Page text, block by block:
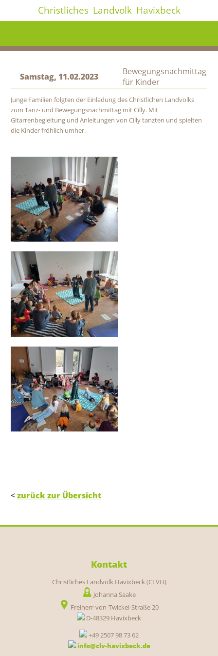
Christliches Landvolk Havixbeck
Samstag, 11.02.2023
Bewegungsnachmittag
für Kinder
Junge Familien folgten der Einladung des Christlichen Landvolks
zum Tanz- und Bewegungsnachmittag mit Cilly. Mit
Gitarrenbegleitung und Anleitungen von Cilly tanzten und spielten
die Kinder fröhlich umher.
<zurück zur Übersicht
Kontakt
Christliches Landvolk Havixbeck (CLVH)
Johanna Saake
Freiherr-von-Twickel-Straße 20
D-48329 Havixbeck
+49 2507 98 73 62
info@clv-havixbeck.de